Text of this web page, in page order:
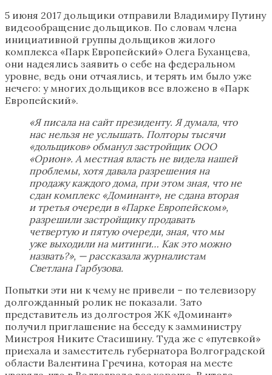
5 июня 2017 дольщики отправили Владимиру Путину
видеообращение дольщиков. По словам члена
инициативной группы дольщиков жилого
комплекса «Парк Европейский» Олега Буханцева,
они надеялись заявить о себе на федеральном
уровне, ведь они отчаялись, и терять им было уже
нечего: у многих дольщиков все вложено в «Парк
Европейский».
«Я писала на сайт президенту. Я думала, что
нас нельзя не услышать. Полторы тысячи
«дольщиков» обманул застройщик ООО
«Орион». А местная власть не видела нашей
проблемы, хотя давала разрешения на
продажу каждого дома, при этом зная, что не
сдан комплекс «Доминант», не сдана вторая
и третья очереди в «Парке Европейском»,
разрешили застройщику продавать
четвертую и пятую очереди, зная, что мы
уже выходили на митинги… Как это можно
назвать?», — рассказала журналистам
Светлана Гарбузова.
Попытки эти ни к чему не привели – по телевизору
долгожданный ролик не показали. Зато
представитель из долгостроя ЖК «Доминант»
получил приглашение на беседу к замминистру
Минстроя Никите Стасишину. Туда же с «путевкой»
приехала и заместитель губернатора Волгоградской
области Валентина Гречина, которая на месте